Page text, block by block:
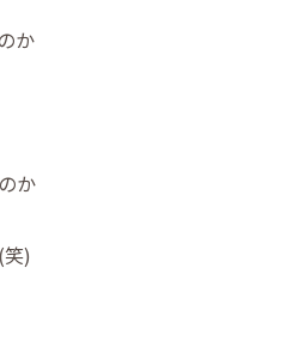
か
か
)